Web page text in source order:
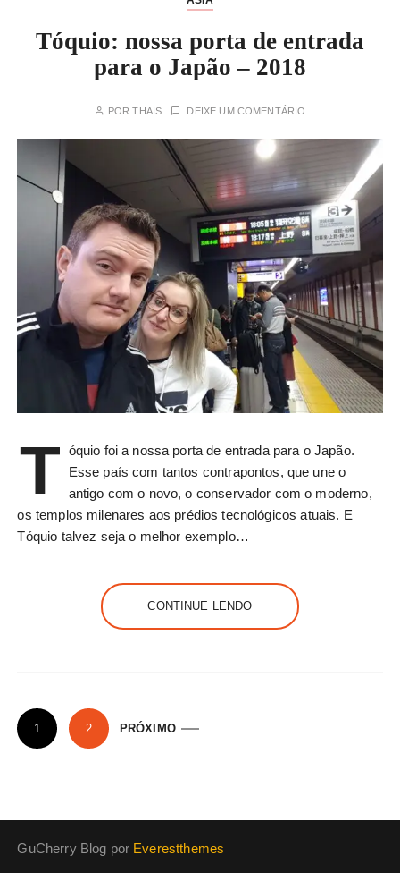
Tóquio: nossa porta de entrada
para o Japão – 2018
PORTHAIS DEIXE UM COMENTÁRIO
T óquio foi a nossa porta de entrada para o Japão.
Esse país com tantos contrapontos, que une o
antigo com o novo, o conservador com o moderno,
os templos milenares aos prédios tecnológicos atuais. E
Tóquio talvez seja o melhor exemplo…
CONTINUE LENDO
P
a
n
a
1 2 PRÓXIMO
GuCherry Blog por Everestthemes